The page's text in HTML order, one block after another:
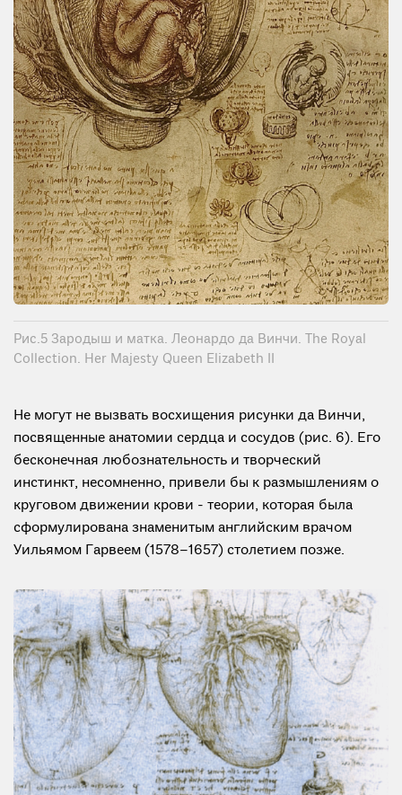
Рис.5 Зародыш и матка. Леонардо да Винчи. The Royal
Collection. Her Majesty Queen Elizabeth II
Не могут не вызвать восхищения рисунки да Винчи,
посвященные анатомии сердца и сосудов (рис. 6). Его
бесконечная любознательность и творческий
инстинкт, несомненно, привели бы к размышлениям о
круговом движении крови - теории, которая была
сформулирована знаменитым английским врачом
Уильямом Гарвеем (1578–1657) столетием позже.